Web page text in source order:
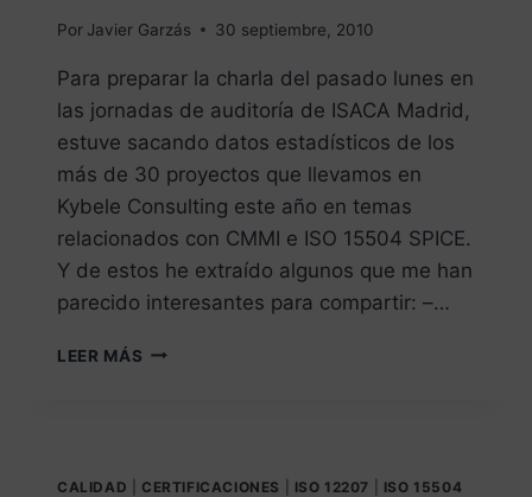
Por Javier Garzás 30 septiembre, 2010
Para preparar la charla del pasado lunes en
las jornadas de auditoría de ISACA Madrid,
estuve sacando datos estadísticos de los
más de 30 proyectos que llevamos en
Kybele Consulting este año en temas
relacionados con CMMI e ISO 15504 SPICE.
Y de estos he extraído algunos que me han
parecido interesantes para compartir: –…
LEER MÁS
CALIDAD CERTIFICACIONES ISO 12207 ISO 15504